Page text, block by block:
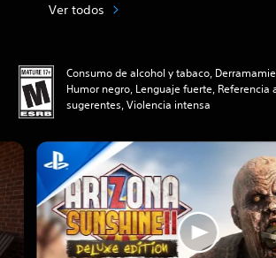
Ver todos
Consumo de alcohol y tabaco,
Humor negro, Lenguaje fuerte, Referencia
sugerentes, Violencia intensa